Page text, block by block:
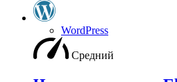
WordPress
Средний